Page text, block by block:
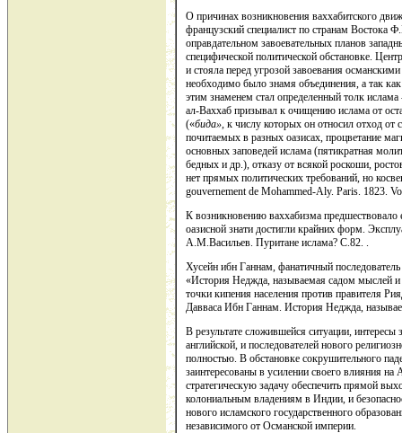
О причинах возникновения ваххабитского
французский специалист по странам Востока
оправдательном завоевательных планов
специфической политической обстановке.
и стояла перед угрозой завоевания
необходимо было знамя объединения, а так
этим знаменем стал определенный толк
ал-Ваххаб призывал к очищению ислама от
(«бида», к числу которых он относил отход от
почитаемых в разных оазисах, процветание
основных заповедей ислама (пятикратная
бедных и др.), отказу от всякой роскоши,
нет прямых политических требований, но
gouvernement de Mohammed-Aly. Paris. 1823.
К возникновению ваххабизма предшествовало
оазисной знати достигли крайних форм.
А.М.Васильев. Пуритане ислама? С.82. .
Хусейн ибн Ганнам, фанатичный
«История Неджда, называемая садом мыслей
точки кипения населения против правителя
Давваса Ибн Ганнам. История Неджда,
В результате сложившейся ситуации,
английской, и последователей нового
полностью. В обстановке сокрушительного
заинтересованы в усилении своего влияния
стратегическую задачу обеспечить прямой
колониальным владениям в Индии, и
нового исламского государственного
независимого от Османской империи.